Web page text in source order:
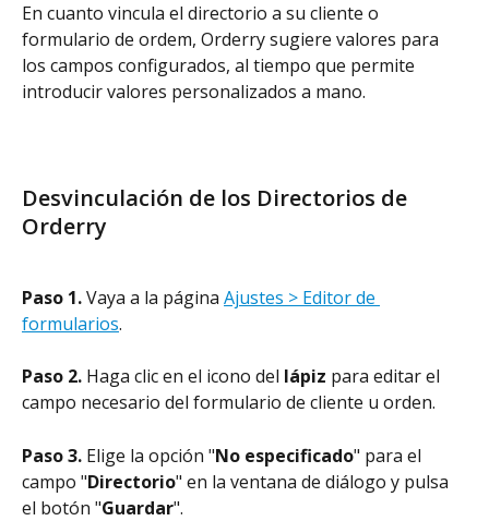
En cuanto vincula el directorio a su cliente o
formulario de ordem, Orderry sugiere valores para
los campos configurados, al tiempo que permite
introducir valores personalizados a mano.
Desvinculación de los Directorios de
Orderry
Paso 1. Vaya a la página Ajustes > Editor de
formularios.
Paso 2. Haga clic en el icono del lápiz para editar el
campo necesario del formulario de cliente u orden.
Paso 3. Elige la opción "No especificado" para el
campo "Directorio" en la ventana de diálogo y pulsa
el botón "Guardar".